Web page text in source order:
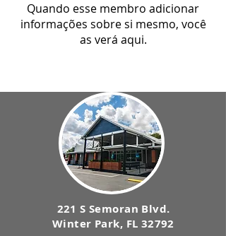
Quando esse membro adicionar
informações sobre si mesmo, você
as verá aqui.
221 S Semoran Blvd.
Winter Park, FL 32792